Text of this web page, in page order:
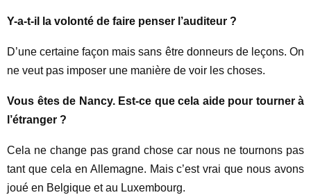
Y-a-t-il la volonté de faire penser l’auditeur ?
D’une certaine façon mais sans être donneurs de leçons. On
ne veut pas imposer une manière de voir les choses.
Vous êtes de Nancy. Est-ce que cela aide pour tourner à
l’étranger ?
Cela ne change pas grand chose car nous ne tournons pas
tant que cela en Allemagne. Mais c’est vrai que nous avons
joué en Belgique et au Luxembourg.